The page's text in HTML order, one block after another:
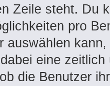
Zeile steht. Du
pro
auswählen
eine
die Benutzer